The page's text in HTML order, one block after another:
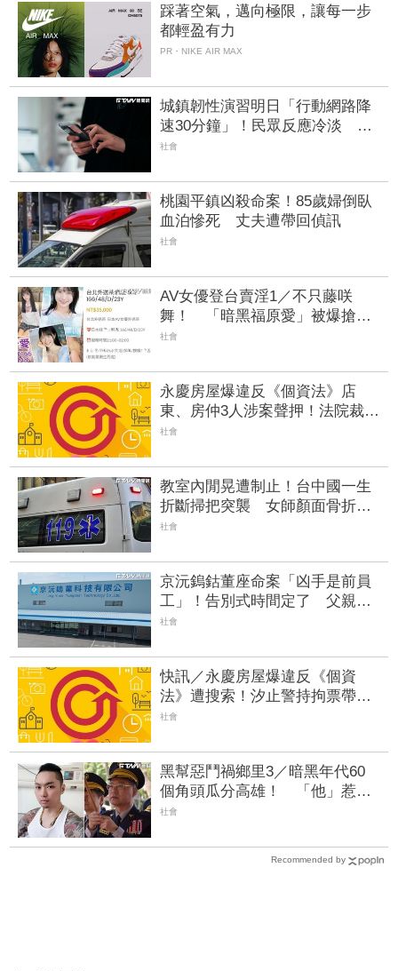
踩著空氣，邁向極限，讓每一步
都輕盈有力
PR・NIKE AIR MAX
城鎮韌性演習明日「行動網路降
速30分鐘」！民眾反應冷淡 美
媒嘆警報聲不夠大
社會
桃園平鎮凶殺命案！85歲婦倒臥
血泊慘死 丈夫遭帶回偵訊
社會
AV女優登台賣淫1／不只藤咲
舞！ 「暗黑福原愛」被爆搶先
來台下海遭活逮
社會
永慶房屋爆違反《個資法》店
東、房仲3人涉案聲押！法院裁定
全數交保 檢警查扣電磁設備
社會
教室內閒晃遭制止！台中國一生
折斷掃把突襲 女師顏面骨折、
右眼視網膜重創恐失明
社會
京沅鎢鈷董座命案「凶手是前員
工」！告別式時間定了 父親節
隔天送最後一程
社會
快訊／永慶房屋爆違反《個資
法》遭搜索！汐止警持拘票帶走3
人 預計移送士檢複訊
社會
黑幫惡鬥禍鄉里3／暗黑年代60
個角頭瓜分高雄！ 「他」惹怒
黑白兩道！刑事局長南下逮人
社會
Recommended by